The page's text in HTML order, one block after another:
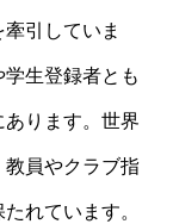
引していま
生登録者とも
ります。世界
教員やクラブ指
れています。